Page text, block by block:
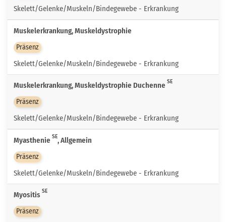
Skelett/Gelenke/Muskeln/Bindegewebe - Erkrankung
Muskelerkrankung, Muskeldystrophie
Präsenz
Skelett/Gelenke/Muskeln/Bindegewebe - Erkrankung
Muskelerkrankung, Muskeldystrophie Duchenne SE
Präsenz
Skelett/Gelenke/Muskeln/Bindegewebe - Erkrankung
Myasthenie SE, Allgemein
Präsenz
Skelett/Gelenke/Muskeln/Bindegewebe - Erkrankung
Myositis SE
Präsenz